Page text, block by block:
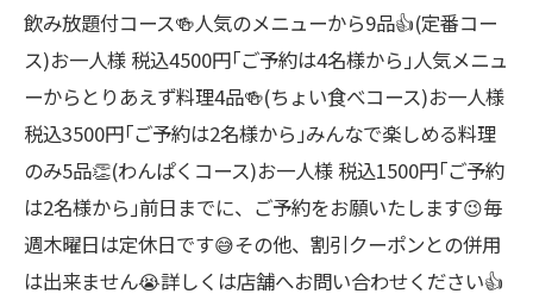
飲み放題付コース🍻人気のメニューから9品👍(定番コー
ス)お一人様 税込4500円｢ご予約は4名様から｣人気メニュ
ーからとりあえず料理4品🍻(ちょい食べコース)お一人様
税込3500円｢ご予約は2名様から｣みんなで楽しめる料理
のみ5品👏(わんぱくコース)お一人様 税込1500円｢ご予約
は2名様から｣前日までに、ご予約をお願いたします😉毎
週木曜日は定休日です😅その他、割引クーポンとの併用
は出来ません😭詳しくは店舗へお問い合わせください👍